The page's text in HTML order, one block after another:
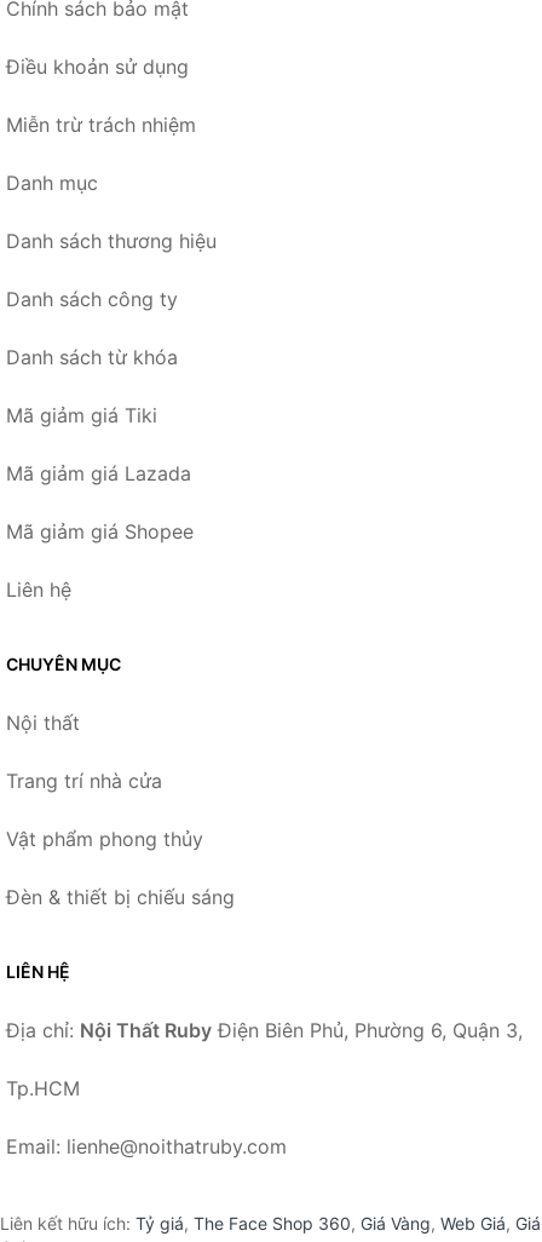
Chính sách bảo mật
Điều khoản sử dụng
Miễn trừ trách nhiệm
Danh mục
Danh sách thương hiệu
Danh sách công ty
Danh sách từ khóa
Mã giảm giá Tiki
Mã giảm giá Lazada
Mã giảm giá Shopee
Liên hệ
CHUYÊN MỤC
Nội thất
Trang trí nhà cửa
Vật phẩm phong thủy
Đèn & thiết bị chiếu sáng
LIÊN HỆ
Địa chỉ: Nội Thất Ruby Điện Biên Phủ, Phường 6, Quận 3,
Tp.HCM
Email: lienhe@noithatruby.com
Liên kết hữu ích: Tỷ giá, The Face Shop 360, Giá Vàng, Web Giá, Giá